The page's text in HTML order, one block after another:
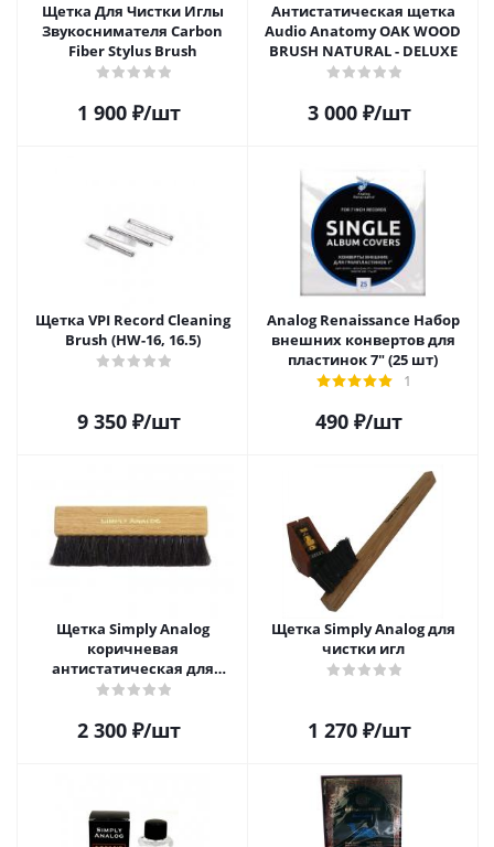
Щетка Для Чистки Иглы
Звукоснимателя Carbon
Fiber Stylus Brush
1 900₽/шт
Антистатическая щетка
Audio Anatomy OAK WOOD
BRUSH NATURAL - DELUXE
3 000₽/шт
Щетка VPI Record Cleaning
Brush (HW-16, 16.5)
9 350₽/шт
Analog Renaissance Набор
внешних конвертов для
пластинок 7" (25 шт)
1
490 ₽/шт
Щетка Simply Analog
коричневая
антистатическая для
чистки виниловых
2 300₽/шт
Щетка Simply Analog для
чистки игл
1 270₽/шт